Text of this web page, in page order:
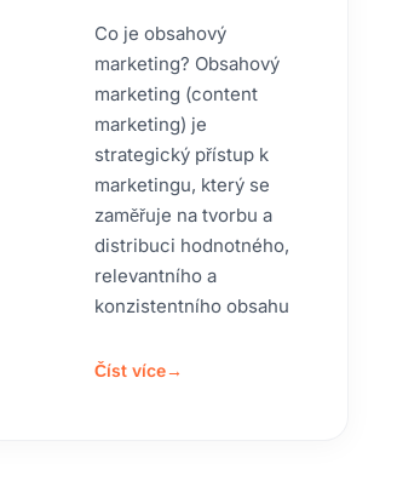
Co je obsahový
marketing? Obsahový
marketing (content
marketing) je
strategický přístup k
marketingu, který se
zaměřuje na tvorbu a
distribuci hodnotného,
relevantního a
konzistentního obsahu
Číst více→